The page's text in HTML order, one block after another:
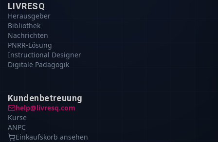
LIVRESQ
Herausgeber
Bibliothek
Nachrichten
PNRR-Lösung
Instructional Designer
Digitale Pädagogik
Kundenbetreuung
help@livresq.com
Kurse
ANPC
Einkaufskorb ansehen